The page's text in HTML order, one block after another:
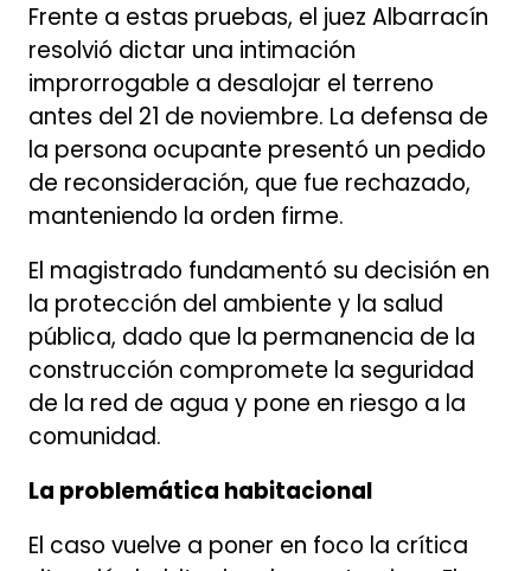
Frente a estas pruebas, el juez Albarracín
resolvió dictar una intimación
improrrogable a desalojar el terreno
antes del 21 de noviembre. La defensa de
la persona ocupante presentó un pedido
de reconsideración, que fue rechazado,
manteniendo la orden firme.
El magistrado fundamentó su decisión en
la protección del ambiente y la salud
pública, dado que la permanencia de la
construcción compromete la seguridad
de la red de agua y pone en riesgo a la
comunidad.
La problemática habitacional
El caso vuelve a poner en foco la crítica